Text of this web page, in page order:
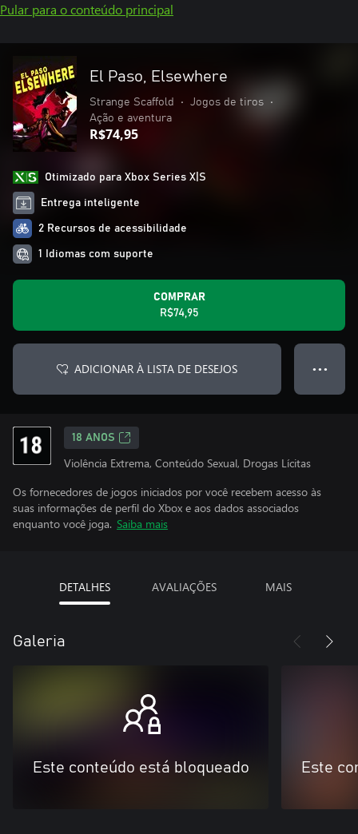
Pular para o conteúdo principal
El Paso, Elsewhere
Strange Scaffold • Jogos de tiros
•
Ação e aventura
R$74,95
Otimizado para Xbox Series X|S
Entrega inteligente
2 Recursos de acessibilidade
1 Idiomas com suporte
COMPRAR
R$74,95
ADICIONAR À LISTA DE DESEJOS ● ● ●
18 ANOS
Violência Extrema, Conteúdo Sexual, Drogas Lícitas
Os fornecedores de jogos iniciados por você recebem acesso às
suas informações de perfil do Xbox e aos dados associados
enquanto você joga. Saiba mais
DETALHES AVALIAÇÕES MAIS
Galeria
Este conteúdo está bloqueado Este